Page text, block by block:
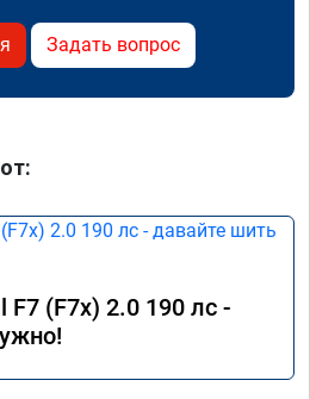
Задать вопрос
F7 (F7x) 2.0 190 лс -